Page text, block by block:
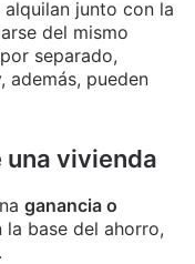
junto con la
del mismo
separado,
además, pueden
una vivienda
ganancia o
base del ahorro,